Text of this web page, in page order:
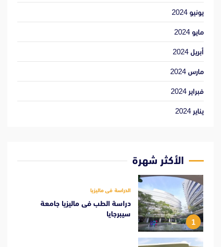
يونيو 2024
مايو 2024
أبريل 2024
مارس 2024
فبراير 2024
يناير 2024
الأكثر شهرة
1
الدراسة فى ماليزيا
دراسة الطب فى ماليزيا جامعة
سيبرجايا